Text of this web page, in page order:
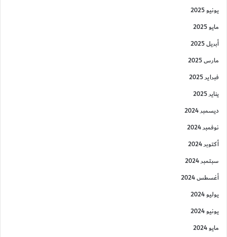
يونيو 2025
مايو 2025
أبريل 2025
مارس 2025
فبراير 2025
يناير 2025
ديسمبر 2024
نوفمبر 2024
أكتوبر 2024
سبتمبر 2024
أغسطس 2024
يوليو 2024
يونيو 2024
مايو 2024